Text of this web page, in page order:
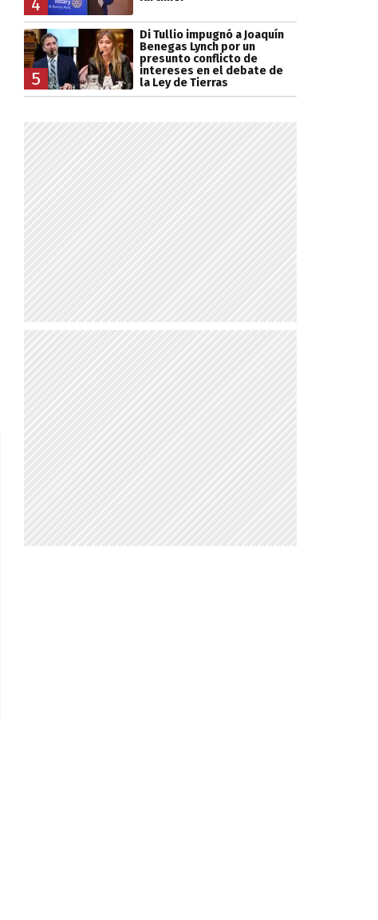
4
5
Di Tullio impugnó a Joaquín
Benegas Lynch por un
presunto conflicto de
intereses en el debate de
la Ley de Tierras